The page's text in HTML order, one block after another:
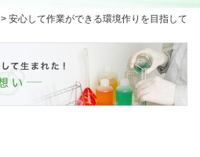
> 安心して作業ができる環境作りを目指して